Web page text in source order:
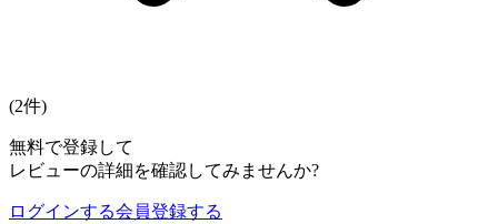
(2件)
無料で登録して
レビューの詳細を確認してみませんか?
ログインする会員登録する